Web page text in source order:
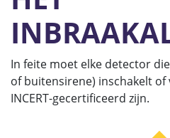
In feite moet elke detector
of buitensirene) inschakelt
INCERT-gecertificeerd zijn.